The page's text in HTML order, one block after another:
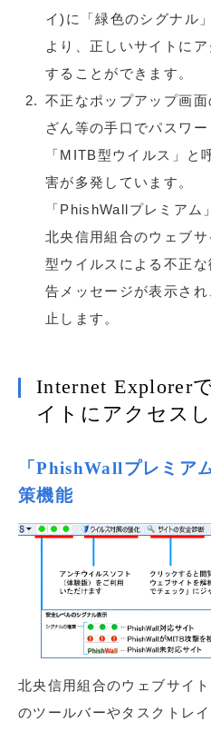
イ)に「緑色のシグナル
より、正しいサイトに
することができます。
不正なポップアップ画
ざん等の手口でパスワ
「MITB型ウイルス」と
害が多発しています。
「PhishWallプレミアム
北央信用組合のウェブ
型ウイルスによる不正
告メッセージが表示さ
止します。
Internet Explorer
イトにアクセス
「PhishWallプレミア
策機能
北央信用組合のウェブサイ
のツールバーやタスクトレ